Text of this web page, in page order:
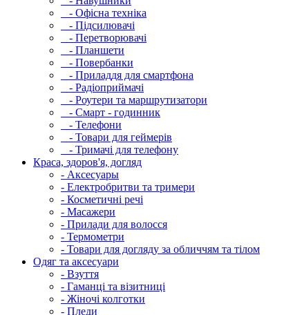
- Офісна техніка
- Підсилювачі
- Перетворювачі
- Планшети
- Повербанки
- Приладдя для смартфона
- Радіоприймачі
- Роутери та маршрутизатори
- Смарт - годинник
- Телефони
- Товари для геймерів
- Тримачі для телефону
Краса, здоров'я, догляд
- Аксесуары
- Електробритви та тримери
- Косметичні речі
- Масажери
- Прилади для волосся
- Термометри
- Товари для догляду за обличчям та тілом
Одяг та аксесуари
- Взуття
- Гаманці та візитниці
- Жіночі колготки
- Пледи